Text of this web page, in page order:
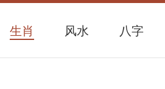
生肖 风水 八字